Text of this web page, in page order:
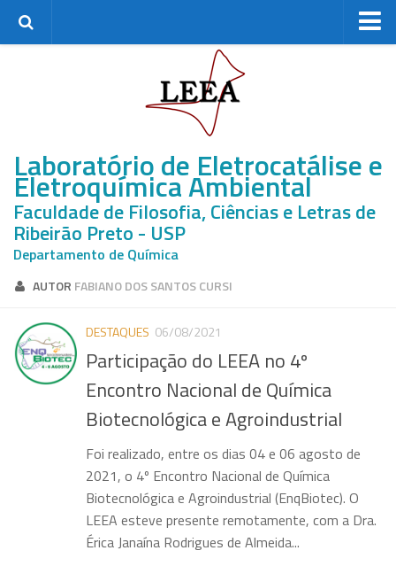
Ex-membros
Mestrandos
Doutorandos
Pós-Doutores
Projetos de Pesquisa
Recursos Disponíveis
Parcerias
Publicações Recentes
Dissertações defendidas
Teses defendidas
Participações em Congressos
Laboratório de Eletrocatálise e
Eletroquímica Ambiental
Faculdade de Filosofia, Ciências e Letras de
Ribeirão Preto - USP
Departamento de Química
AUTOR FABIANO DOS SANTOS CURSI
DESTAQUES 06/08/2021
Participação do LEEA no 4º
Encontro Nacional de Química
Biotecnológica e Agroindustrial
Foi realizado, entre os dias 04 e 06 agosto de
2021, o 4º Encontro Nacional de Química
Biotecnológica e Agroindustrial (EnqBiotec). O
LEEA esteve presente remotamente, com a Dra.
Érica Janaína Rodrigues de Almeida...